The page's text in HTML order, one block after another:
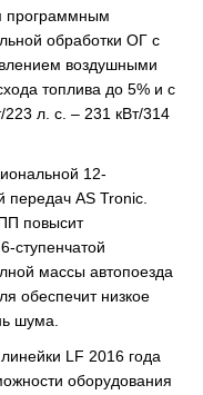
программным
обработки ОГ с
воздушными
топлива до 5% и с
л. с. – 231 кВт/314
12-
передач AS Tronic.
повысит
ступенчатой
массы автопоезда
обеспечит низкое
шума.
LF 2016 года
оборудования